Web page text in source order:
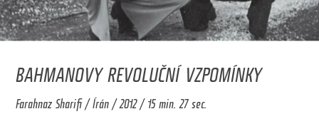
BAHMANOVY REVOLUČNÍ VZPOMÍNKY
Farahnaz Sharifi / Írán / 2012 / 15 min. 27 sec.